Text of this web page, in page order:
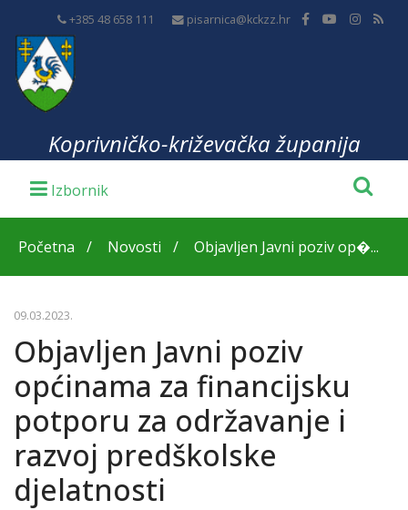
+385 48 658 111 pisarnica@kckzz.hr
Koprivničko-križevačka županija
Početna Novosti Objavljen Javni poziv op�...
09.03.2023.
Objavljen Javni poziv
općinama za financijsku
potporu za održavanje i
razvoj predškolske
djelatnosti